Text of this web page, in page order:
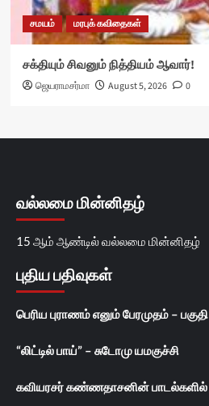
சமயம் மரபுக் கவிதைகள்
சக்தியும் சிவனும் நித்தியம் ஆவார்!
ஜெயராமசர்மா August 5, 2026 0
வல்லமை மின்னிதழ்
15 ஆம் ஆண்டில் வல்லமை மின்னிதழ்
புதிய பதிவுகள்
பெரிய புராணம் எனும் பேரமுதம் –
“லிட்டில் பாய்” – சுடோமு யமகுச்சி
கவியரசர் கண்ணதாசனின்